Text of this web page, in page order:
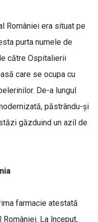
României era situat pe
purta numele de
către Ospitalierii
care se ocupa cu
De-a lungul
păstrându-și
găzduind un azil de
farmacie atestată
La început,